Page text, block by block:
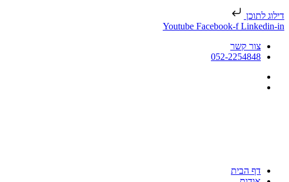
דילוג לתוכן
Youtube Facebook-f Linkedin-in
צור קשר
052-2254848
דף הבית